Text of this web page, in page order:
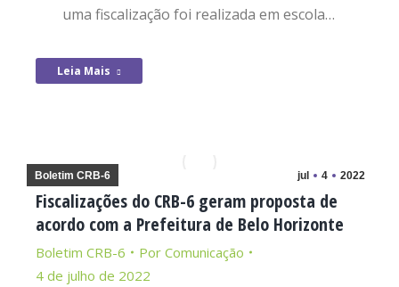
uma fiscalização foi realizada em escola…
Leia Mais
jul 4 2022
Boletim CRB-6
Fiscalizações do CRB-6 geram proposta de
acordo com a Prefeitura de Belo Horizonte
Boletim CRB-6 Por Comunicação
4 de julho de 2022